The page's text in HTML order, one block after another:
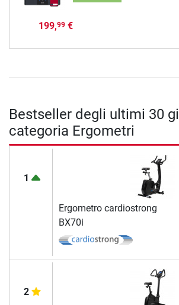
199,99€
Bestseller degli ultimi 30
categoria Ergometri
1
Ergometro cardiostrong
BX70i
2